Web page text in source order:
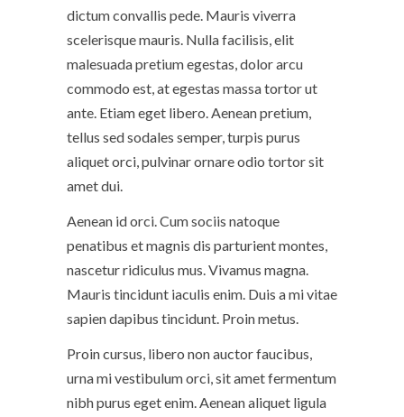
dictum convallis pede. Mauris viverra
scelerisque mauris. Nulla facilisis, elit
malesuada pretium egestas, dolor arcu
commodo est, at egestas massa tortor ut
ante. Etiam eget libero. Aenean pretium,
tellus sed sodales semper, turpis purus
aliquet orci, pulvinar ornare odio tortor sit
amet dui.
Aenean id orci. Cum sociis natoque
penatibus et magnis dis parturient montes,
nascetur ridiculus mus. Vivamus magna.
Mauris tincidunt iaculis enim. Duis a mi vitae
sapien dapibus tincidunt. Proin metus.
Proin cursus, libero non auctor faucibus,
urna mi vestibulum orci, sit amet fermentum
nibh purus eget enim. Aenean aliquet ligula